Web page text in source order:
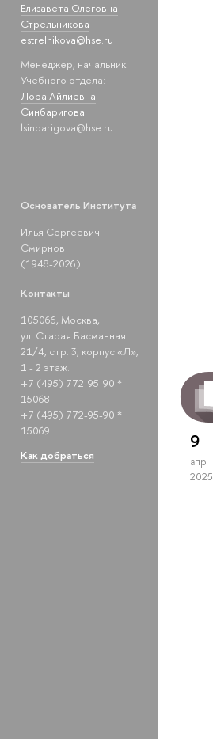
Елизавета Олеговна
Стрельникова
estrelnikova@hse.ru
Менеджер, начальник
Учебного отдела:
Лора Айлиевна
Синбаригова
lsinbarigova@hse.ru
Основатель Института
Илья Сергеевич
Смирнов
(1948-2026)
Контакты
105066, Москва,
ул. Старая Басманная
21/4, стр. 3, корпус «Л»,
1 - 2 этаж.
+7 (495) 772-95-90 *
15068
+7 (495) 772-95-90 *
15069
Как добраться
9
апр
2025